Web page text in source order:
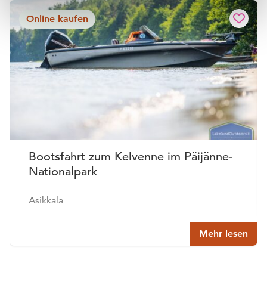
Online kaufen
Bootsfahrt zum Kelvenne im Päijänne-
Nationalpark
Asikkala
Mehr lesen